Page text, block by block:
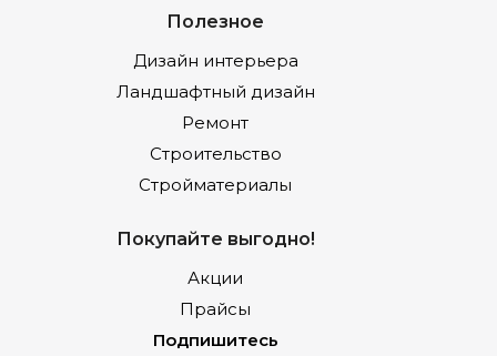
Полезное
Дизайн интерьера
Ландшафтный дизайн
Ремонт
Строительство
Стройматериалы
Покупайте выгодно!
Акции
Прайсы
Подпишитесь